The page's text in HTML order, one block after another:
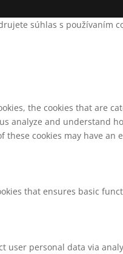
súhlas s používaním
the cookies that are
and understand
cookies may have an
that ensures basic
personal data via